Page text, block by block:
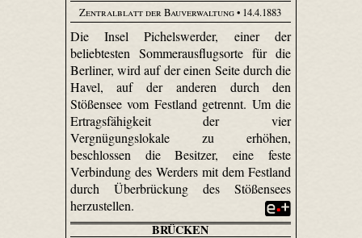
Zentralblatt der Bauverwaltung• 14.4.1883
Die Insel Pichelswerder, einer der
beliebtesten Sommerausflugsorte für die
Berliner, wird auf der einen Seite durch die
Havel, auf der anderen durch den
Stößensee vom Festland getrennt. Um die
Ertragsfähigkeit der vier
Vergnügungslokale zu erhöhen,
beschlossen die Besitzer, eine feste
Verbindung des Werders mit dem Festland
durch Überbrückung des Stößensees
herzustellen.
BRÜCKEN